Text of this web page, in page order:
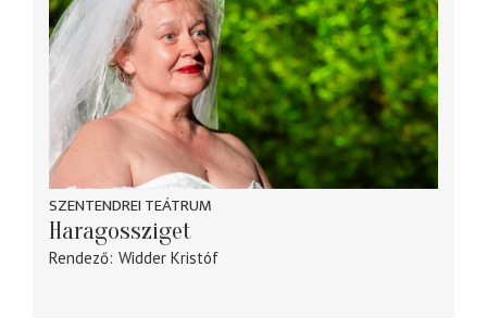
SZENTENDREI TEÁTRUM
Haragossziget
Rendező Widder Kristóf